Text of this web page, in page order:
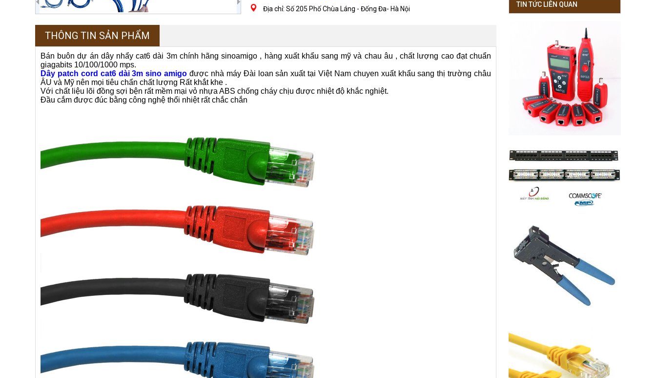
Địa chỉ: Số 205 Phố Chùa Láng - Đống Đa- Hà Nội
THÔNG TIN SẢN PHẨM
Bán buôn dự án dây nhẩy cat6 dài 3m chính hãng sinoamigo , hàng xuất khẩu sang mỹ và chau âu , chất lượng cao đạt chuẩn
giagabits 10/100/1000 mps.
Dây patch cord cat6 dài 3m sino amigo được nhà máy Đài loan sản xuất tại Việt Nam chuyen xuất khẩu sang thị trường châu
ÂU và Mỹ nên mọi tiêu chẩn chất lượng Rất khắt khe .
Với chất liệu lõi đồng sợi bện rất mềm mại vỏ nhựa ABS chống cháy chịu được nhiệt độ khắc nghiệt.
Đầu cắm được đúc bằng công nghệ thổi nhiệt rất chắc chắn
TIN TỨC LIÊN QUAN